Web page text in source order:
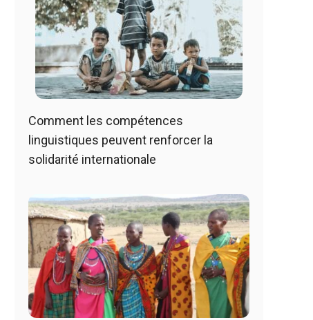
Comment les compétences
linguistiques peuvent renforcer la
solidarité internationale